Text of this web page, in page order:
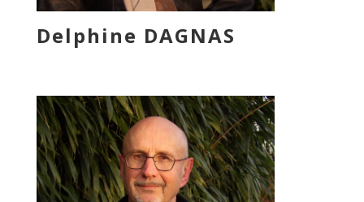
Delphine DAGNAS